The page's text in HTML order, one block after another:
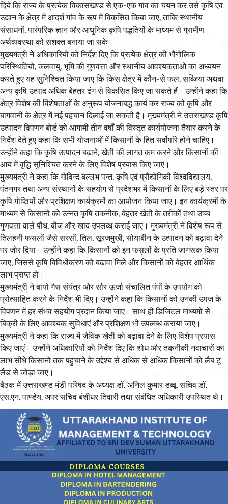
दिये कि राज्य के प्रत्येक विकासखण्ड से एक-एक गांव का चयन कर उसे कृषि एवं
उद्यान के क्षेत्र में आदर्श गांव के रूप में विकसित किया जाए, ताकि स्थानीय
संसाधनों, पारंपरिक ज्ञान और आधुनिक कृषि पद्धतियों के माध्यम से ग्रामीण
अर्थव्यवस्था को सशक्त बनाया जा सके।
मुख्यमंत्री ने अधिकारियों को निर्देश दिए कि प्रत्येक क्षेत्र की भौगोलिक
परिस्थितियों, जलवायु, भूमि की गुणवत्ता और स्थानीय आवश्यकताओं का अध्ययन
करते हुए यह सुनिश्चित किया जाए कि किस क्षेत्र में कौन-से फल, सब्जियां अथवा
अन्य कृषि उत्पाद अधिक बेहतर ढंग से विकसित किए जा सकते हैं। उन्होंने कहा कि
क्षेत्र विशेष की विशेषताओं के अनुरूप योजनाबद्ध कार्य कर राज्य को कृषि और
बागवानी के क्षेत्र में नई पहचान दिलाई जा सकती है। मुख्यमंत्री ने उत्तराखण्ड कृषि
उत्पादन विपणन बोर्ड को आगामी तीन वर्षों की विस्तृत कार्ययोजना तैयार करने के
निर्देश देते हुए कहा कि सभी योजनाओं में किसानों के हित सर्वोपरि होने चाहिए।
उन्होंने कहा कि कृषि उत्पादन बढ़ाने, खेती की लागत कम करने और किसानों की
आय में वृद्धि सुनिश्चित करने के लिए विशेष प्रयास किए जाएं।
मुख्यमंत्री ने कहा कि गोविन्द बल्लभ पन्त, कृषि एवं प्रौद्योगिकी विश्वविद्यालय,
पंतनगर तथा अन्य संस्थानों के सहयोग से प्रदेशभर में किसानों के लिए बड़े स्तर पर
कृषि गोष्ठियों और प्रशिक्षण कार्यक्रमों का आयोजन किया जाए। इन कार्यक्रमों के
माध्यम से किसानों को उन्नत कृषि तकनीक, बेहतर खेती के तरीकों तथा उच्च
गुणवत्ता वाले पौध, बीज और खाद उपलब्ध कराई जाए। मुख्यमंत्री ने विशेष रूप से
तिलहनी फसलों जैसे सरसों, तिल, सूरजमुखी, सोयाबीन के उत्पादन को बढ़ावा देने
पर जोर दिया। उन्होंने कहा कि किसानों को इन फसलों के प्रति जागरूक किया
जाए, जिससे कृषि विविधीकरण को बढ़ावा मिले और किसानों को बेहतर आर्थिक
लाभ प्राप्त हो।
मुख्यमंत्री ने बायो गैस संयंत्र और सौर ऊर्जा संचालित पंपों के उपयोग को
प्रोत्साहित करने के निर्देश भी दिए। उन्होंने कहा कि किसानों को उनकी उपज के
विपणन में हर संभव सहयोग प्रदान किया जाए। साथ ही डिजिटल माध्यमों से
बिक्री के लिए आवश्यक सुविधाएं और प्रशिक्षण भी उपलब्ध कराया जाए।
मुख्यमंत्री ने कहा कि राज्य में जैविक खेती को बढ़ावा देने के लिए विशेष प्रयास
किए जाएं। उन्होंने अधिकारियों को निर्देश दिए कि शोध और तकनीकी नवाचारों का
लाभ सीधे किसानों तक पहुंचाने के उद्देश्य से अधिक से अधिक किसानों को लैब टू
लैंड से जोड़ा जाए।
बैठक में उत्तराखण्ड मंडी परिषद के अध्यक्ष डॉ. अनिल कुमार डब्बू, सचिव डॉ.
एस.एन. पाण्डेय, अपर सचिव बंशीधर तिवारी तथा संबंधित अधिकारी उपस्थित थे।